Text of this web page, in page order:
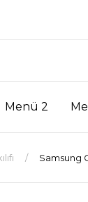
Menü 2
Samsung